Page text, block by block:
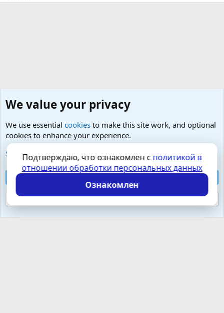
Sexology in english
Cookies
Russian (RU)
Условия и правила
Политика конфиденциальности
Помощь
S
S
Локализация отXenForo.Info
We value your privacy
We use essential cookies to make this site work, and optional
cookies to enhance your experience.
See further information and configure your preferences
Reject optional cookies
Подтверждаю, что ознакомлен с политикой в
отношении обработки персональных данных
Ознакомлен